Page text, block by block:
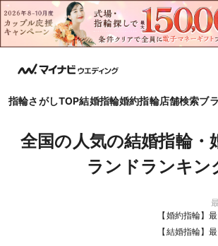
指輪さがしTOP結婚指輪婚約指輪店舗検索ブ
全国の人気の結婚指輪・
ランドランキン
【婚約指輪】
【結婚指輪】